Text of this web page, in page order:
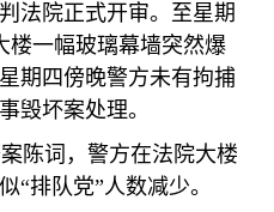
法院正式开审。至星期
楼一幅玻璃幕墙突然爆
期四傍晚警方未有拘捕
毁坏案处理。
陈词，警方在法院大楼
“排队党”人数减少。